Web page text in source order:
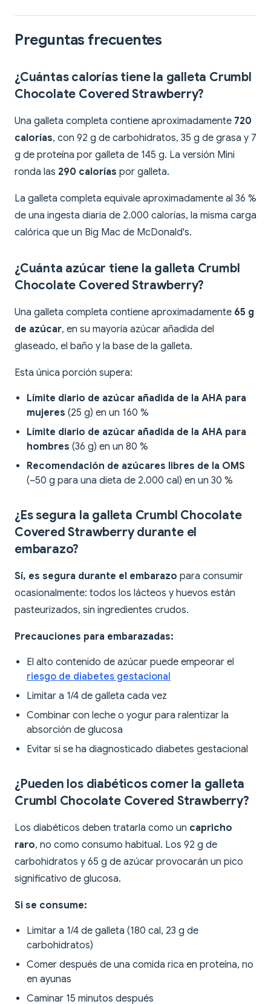
Preguntas frecuentes
¿Cuántas calorías tiene la galleta Crumbl
Chocolate Covered Strawberry?
Una galleta completa contiene aproximadamente 720
calorías, con 92 g de carbohidratos, 35 g de grasa y 7
g de proteína por galleta de 145 g. La versión Mini
ronda las 290 calorías por galleta.
La galleta completa equivale aproximadamente al 36 %
de una ingesta diaria de 2.000 calorías, la misma carga
calórica que un Big Mac de McDonald's.
¿Cuánta azúcar tiene la galleta Crumbl
Chocolate Covered Strawberry?
Una galleta completa contiene aproximadamente 65 g
de azúcar, en su mayoría azúcar añadida del
glaseado, el baño y la base de la galleta.
Esta única porción supera:
Límite diario de azúcar añadida de la AHA para
mujeres (25 g) en un 160 %
Límite diario de azúcar añadida de la AHA para
hombres (36 g) en un 80 %
Recomendación de azúcares libres de la OMS
(~50 g para una dieta de 2.000 cal) en un 30 %
¿Es segura la galleta Crumbl Chocolate
Covered Strawberry durante el
embarazo?
Sí, es segura durante el embarazo para consumir
ocasionalmente: todos los lácteos y huevos están
pasteurizados, sin ingredientes crudos.
Precauciones para embarazadas:
El alto contenido de azúcar puede empeorar el
riesgo de diabetes gestacional
Limitar a 1/4 de galleta cada vez
Combinar con leche o yogur para ralentizar la
absorción de glucosa
Evitar si se ha diagnosticado diabetes gestacional
¿Pueden los diabéticos comer la galleta
Crumbl Chocolate Covered Strawberry?
Los diabéticos deben tratarla como un capricho
raro, no como consumo habitual. Los 92 g de
carbohidratos y 65 g de azúcar provocarán un pico
significativo de glucosa.
Si se consume:
Limitar a 1/4 de galleta (180 cal, 23 g de
carbohidratos)
Comer después de una comida rica en proteína, no
en ayunas
Caminar 15 minutos después